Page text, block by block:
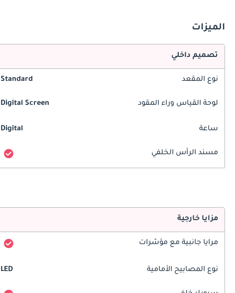
الميزات
تصميم داخلي
نوع المقعد Standard
لوحة القياس وراء المقود Digital Screen
ساعة Digital
مسند الرأس الخلفي
مزايا خارجية
مرايا جانبية مع مؤشرات
نوع المصابيح الأمامية LED